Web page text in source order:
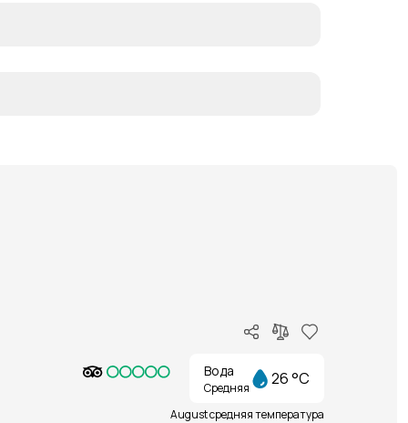
Вода
Средняя 26 °C
August средняя температура